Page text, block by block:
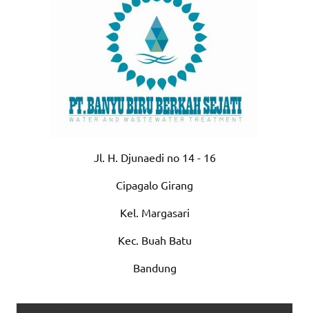
Jl. H. Djunaedi no 14 - 16
Cipagalo Girang
Kel. Margasari
Kec. Buah Batu
Bandung